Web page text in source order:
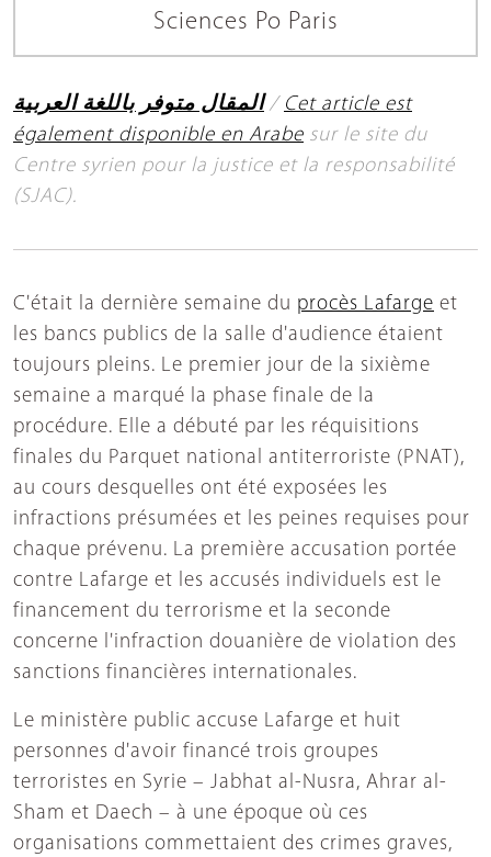
Sciences Po Paris
المقال متوفر باللغة العربية/ Cet article est
également disponible en Arabe sur le site du
Centre syrien pour la justice et la responsabilité
(SJAC).
C'était la dernière semaine du procès Lafarge et
les bancs publics de la salle d'audience étaient
toujours pleins. Le premier jour de la sixième
semaine a marqué la phase finale de la
procédure. Elle a débuté par les réquisitions
finales du Parquet national antiterroriste (PNAT),
au cours desquelles ont été exposées les
infractions présumées et les peines requises pour
chaque prévenu. La première accusation portée
contre Lafarge et les accusés individuels est le
financement du terrorisme et la seconde
concerne l'infraction douanière de violation des
sanctions financières internationales.
Le ministère public accuse Lafarge et huit
personnes d'avoir financé trois groupes
terroristes en Syrie – Jabhat al-Nusra, Ahrar al-
Sham et Daech – à une époque où ces
organisations commettaient des crimes graves,